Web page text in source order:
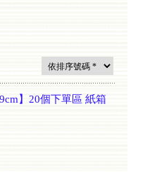
】20個下單區 紙箱